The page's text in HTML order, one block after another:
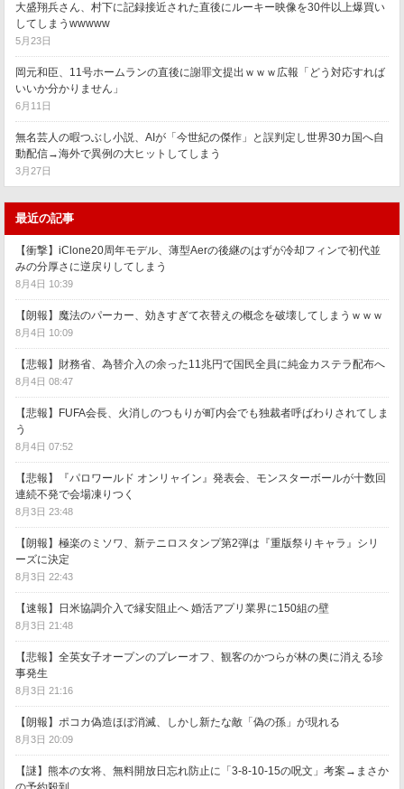
大盛翔兵さん、村下に記録接近された直後にルーキー映像を30件以上爆買い
してしまうwwwww
5月23日
岡元和臣、11号ホームランの直後に謝罪文提出ｗｗｗ広報「どう対応すれば
いいか分かりません」
6月11日
無名芸人の暇つぶし小説、AIが「今世紀の傑作」と誤判定し世界30カ国へ自
動配信→海外で異例の大ヒットしてしまう
3月27日
最近の記事
【衝撃】iClone20周年モデル、薄型Aerの後継のはずが冷却フィンで初代並
みの分厚さに逆戻りしてしまう
8月4日 10:39
【朗報】魔法のパーカー、効きすぎて衣替えの概念を破壊してしまうｗｗｗ
8月4日 10:09
【悲報】財務省、為替介入の余った11兆円で国民全員に純金カステラ配布へ
8月4日 08:47
【悲報】FUFA会長、火消しのつもりが町内会でも独裁者呼ばわりされてしま
う
8月4日 07:52
【悲報】『パロワールド オンリャイン』発表会、モンスターボールが十数回
連続不発で会場凍りつく
8月3日 23:48
【朗報】極楽のミソワ、新テニロスタンプ第2弾は『重版祭りキャラ』シリ
ーズに決定
8月3日 22:43
【速報】日米協調介入で縁安阻止へ 婚活アプリ業界に150組の壁
8月3日 21:48
【悲報】全英女子オープンのプレーオフ、観客のかつらが林の奥に消える珍
事発生
8月3日 21:16
【朗報】ポコカ偽造ほぼ消滅、しかし新たな敵「偽の孫」が現れる
8月3日 20:09
【謎】熊本の女将、無料開放日忘れ防止に「3-8-10-15の呪文」考案→まさか